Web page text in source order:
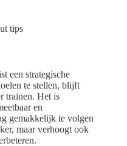
een strategische
te stellen, blijft
trainen. Het is
en
gemakkelijk te volgen
maar verhoogt ook